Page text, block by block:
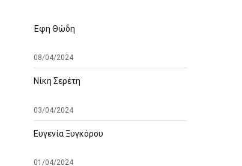
Έφη Θώδη
08/04/2024
Νίκη Σερέτη
03/04/2024
Ευγενία Ξυγκόρου
01/04/2024